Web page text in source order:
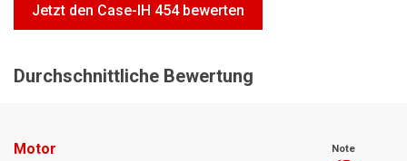
Freischneider
Jetzt den Case-IH 454 bewerten
Durchschnittliche Bewertung
Motor Note